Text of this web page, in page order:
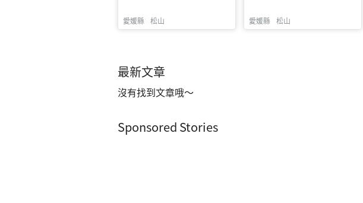
愛媛縣 松山 愛媛縣 松山
最新文章
沒有找到文章哦～
Sponsored Stories